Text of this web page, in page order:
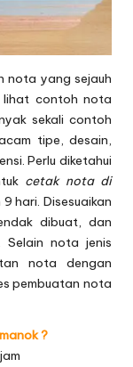
nota yang sejauh
lihat contoh nota
sekali contoh
tipe, desain,
Perlu diketahui
cetak nota di
hari. Disesuaikan
dibuat, dan
Selain nota jenis
nota dengan
pembuatan nota
?